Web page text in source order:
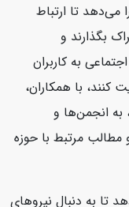
تا ارتباط
بگذارند و
به کاربران
با همکاران،
انجمن‌ها و
مرتبط با حوزه
تا به دنبال نیروهای